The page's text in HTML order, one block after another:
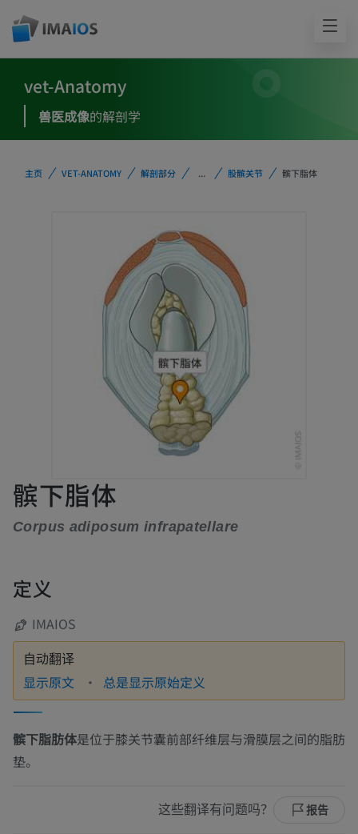
vet-Anatomy
兽医成像的解剖学
主页 VET-ANATOMY 解剖部分 ... 股髌关节 髌下脂体
髌下脂体
Corpus adiposum infrapatellare
定义
IMAIOS
自动翻译
显示原文 总是显示原始定义
髌下脂肪体是位于膝关节囊前部纤维层与滑膜层之间的脂肪
垫。
这些翻译有问题吗？ 报告